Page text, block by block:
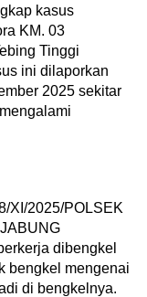
kasus
KM. 03
Tinggi
ini dilaporkan
2025 sekitar
XI/2025/POLSEK
dibengkel
bengkel mengenai
di bengkelnya.